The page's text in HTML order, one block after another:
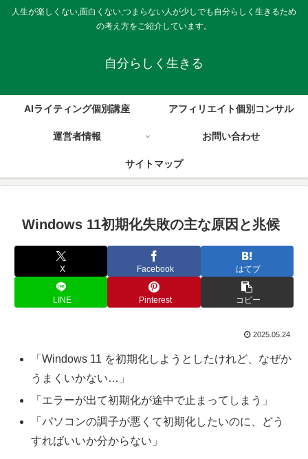
人生が楽しくない,面白くない,つまらない人が少しでも自分らしく生きるため
の考え方をご紹介しています。
自分らしく生きる
AIライティング個別講座 アフィリエイト個別コンサル
運営者情報 お問い合わせ
サイトマップ
Windows 11初期化失敗の主な原因と兆候
X Facebook はてブ
LINE Pinterest コピー
2025.05.24
「Windows 11 を初期化しようとしたけれど、なぜか
うまくいかない…」
「エラーが出て初期化が途中で止まってしまう」
「パソコンの調子が悪くて初期化したいのに、どう
すればいいか分からない」